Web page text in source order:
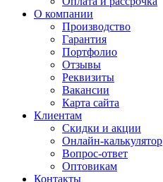
О компании
Производство
Гарантия
Портфолио
Отзывы
Реквизиты
Вакансии
Карта сайта
Клиентам
Скидки и акции
Онлайн-калькулятор
Вопрос-ответ
Оптовикам
Контакты